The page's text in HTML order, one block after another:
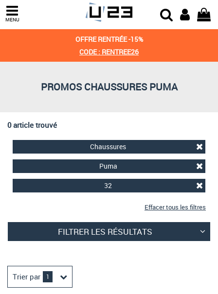
MENU
OFFRE RENTRÉE -15%
CODE : RENTREE26
PROMOS CHAUSSURES PUMA
0 article trouvé
Chaussures
Puma
32
Effacer tous les filtres
FILTRER LES RÉSULTATS
Trier par 1
Trier par
Derniers arrivages
Meilleures remises